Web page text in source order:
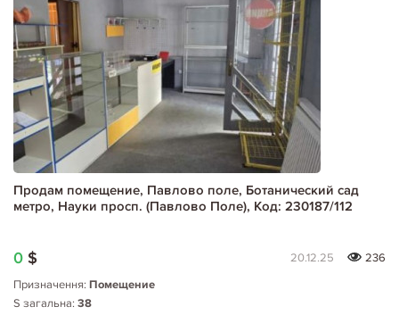
Продам помещение, Павлово поле, Ботанический сад
метро, Науки просп. (Павлово Поле), Код: 230187/112
0 $ 20.12.25
236
Призначення: Помещение
S загальна: 38